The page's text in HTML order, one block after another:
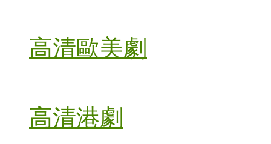
高清歐美劇
高清港劇